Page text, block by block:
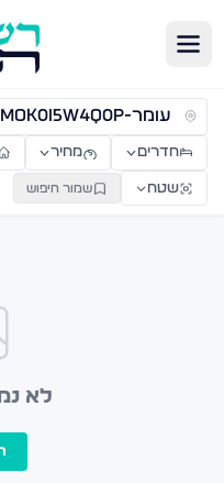
דירות למכירה
חדרים מחיר
שטח שמור חיפוש
לא